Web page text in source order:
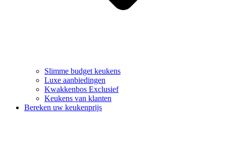
Slimme budget keukens
Luxe aanbiedingen
Kwakkenbos Exclusief
Keukens van klanten
Bereken uw keukenprijs